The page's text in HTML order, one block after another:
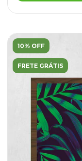
10% OFF
FRETE GRÁTIS